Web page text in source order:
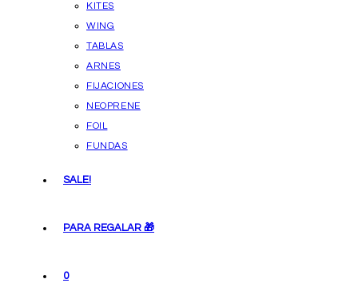
KITES
WING
TABLAS
ARNES
FIJACIONES
NEOPRENE
FOIL
FUNDAS
SALE!
PARA REGALAR 🎁
0